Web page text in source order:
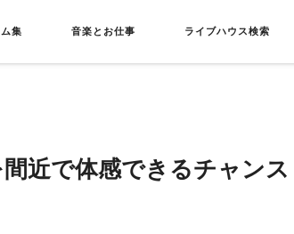
集 音楽とお仕事 ライブハウス検索
近で体感できるチャン